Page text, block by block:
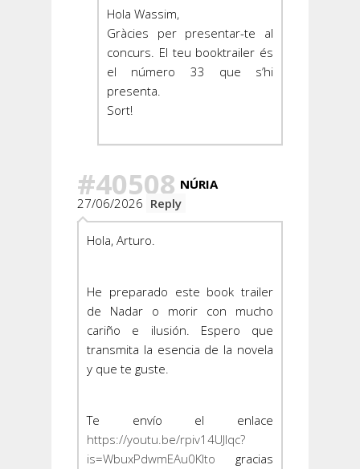
Hola Wassim,
Gràcies per presentar-te al
concurs. El teu booktrailer és
el número 33 que s’hi
presenta.
Sort!
#40508 NÚRIA
27/06/2026 Reply
Hola, Arturo.
He preparado este book trailer
de Nadar o morir con mucho
cariño e ilusión. Espero que
transmita la esencia de la novela
y que te guste.
Te envío el enlace
https://youtu.be/rpiv14UJlqc?
is=WbuxPdwmEAu0KIto gracias